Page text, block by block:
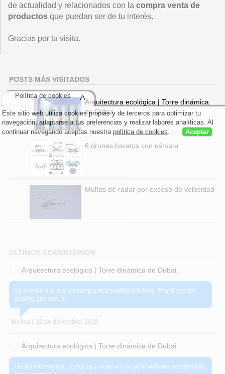
de actualidad y relacionados con la compra venta de
productos que puedan ser de tu interés.
Gracias por tu visita.
POSTS MÁS VISITADOS
Arquitectura ecológica | Torre dinámica
de Dubai.
6 drones baratos con cámara
Multas de radar por exceso de velocidad
ÚLTIMOS COMENTARIOS
Arquitectura ecológica | Torre dinámica de Dubai.
So excellent to see amazing articles within this blog. Thank you for
posting and also sh
Melisa | 22 de diciembre, 2018
Arquitectura ecológica | Torre dinámica de Dubai.
Useful information. Lucky me I came across your web site accidentally,
Este sitio web utiliza cookies propias y de terceros para optimizar tu
navegación, adaptarse a tus preferencias y realizar labores analíticas. Al
continuar navegando aceptas nuestrapolítica de cookies. Aceptar
Política de cookies ^